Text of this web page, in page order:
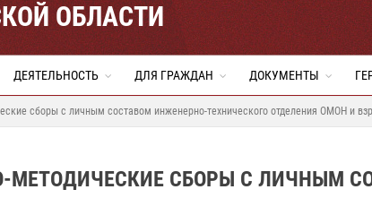
ОБЛАСТИ
ДЕЯТЕЛЬНОСТЬ ДЛЯ ГРАЖДАН ДОКУМЕНТЫ
сборы с личным составом инженерно-технического отделения ОМОН и
СБОРЫ С ЛИЧНЫМ